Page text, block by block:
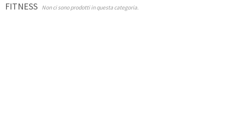
FITNESS Non ci sono prodotti in questa categoria.